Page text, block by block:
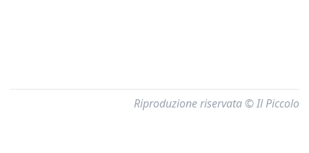
Riproduzione riservata © Il Piccolo